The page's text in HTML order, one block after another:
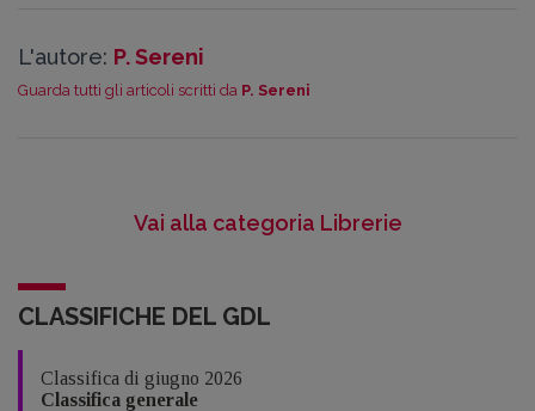
L'autore: P. Sereni
Guarda tutti gli articoli scritti da P. Sereni
Vai alla categoria Librerie
CLASSIFICHE DEL GDL
Classifica di giugno 2026
Classifica generale